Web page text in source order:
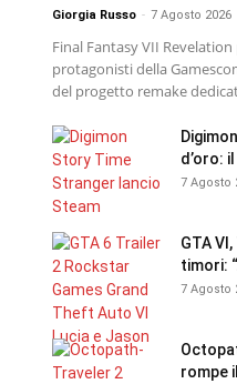
Giorgia Russo - 7 Agosto 2026
Final Fantasy VII
protagonisti della
del progetto remake
d’oro:
7 Agosto
GTA
timori:
7 Agosto
rompe